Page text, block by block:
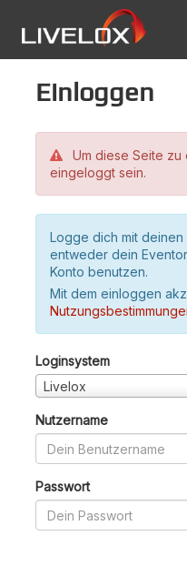
Einloggen
Um diese Seite zu
eingeloggt sein.
Logge dich mit deinen
entweder dein
Konto benutzen.
Mit dem einloggen
Loginsystem
Livelox
Nutzername
Passwort